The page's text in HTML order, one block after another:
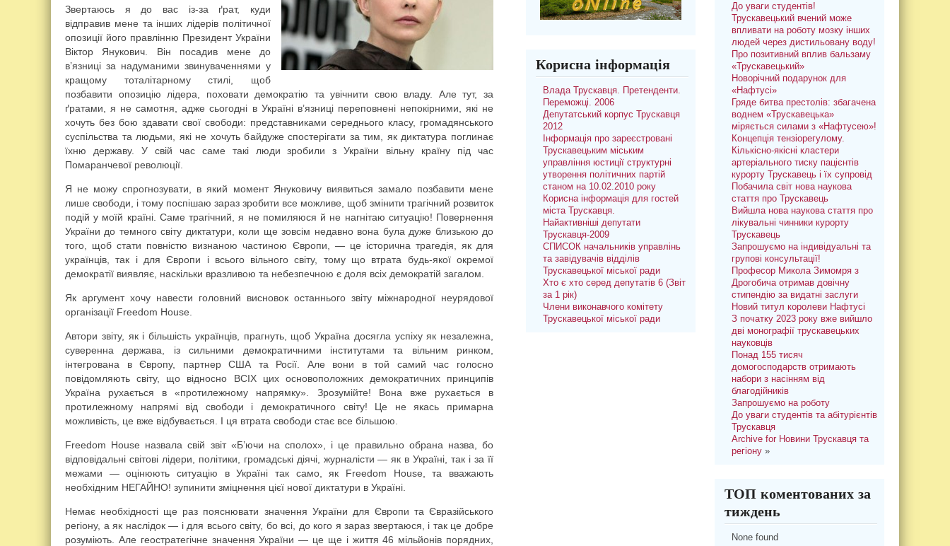
Звертаюсь я до вас із-за ґрат, куди
відправив мене та інших лідерів політичної
опозиції його правлінню Президент України
Віктор Янукович. Він посадив мене до
в’язниці за надуманими звинуваченнями у
кращому тоталітарному стилі, щоб
позбавити опозицію лідера, поховати демократію та увічнити свою владу. Але тут, за
ґратами, я не самотня, адже сьогодні в Україні в’язниці переповнені непокірними, які не
хочуть без бою здавати свої свободи: представниками середнього класу, громадянського
суспільства та людьми, які не хочуть байдуже спостерігати за тим, як диктатура поглинає
їхню державу. У свій час саме такі люди зробили з України вільну країну під час
Помаранчевої революції.
Я не можу спрогнозувати, в який момент Януковичу виявиться замало позбавити мене
лише свободи, і тому поспішаю зараз зробити все можливе, щоб змінити трагічний розвиток
подій у моїй країні. Саме трагічний, я не помиляюся й не нагнітаю ситуацію! Повернення
України до темного світу диктатури, коли ще зовсім недавно вона була дуже близькою до
того, щоб стати повністю визнаною частиною Європи, — це історична трагедія, як для
українців, так і для Європи і всього вільного світу, тому що втрата будь-якої окремої
демократії виявляє, наскільки вразливою та небезпечною є доля всіх демократій загалом.
Як аргумент хочу навести головний висновок останнього звіту міжнародної неурядової
організації Freedom House.
Автори звіту, як і більшість українців, прагнуть, щоб Україна досягла успіху як незалежна,
суверенна держава, із сильними демократичними інститутами та вільним ринком,
інтегрована в Європу, партнер США та Росії. Але вони в той самий час голосно
повідомляють світу, що відносно ВСІХ цих основоположних демократичних принципів
Україна рухається в «протилежному напрямку». Зрозумійте! Вона вже рухається в
протилежному напрямі від свободи і демократичного світу! Це не якась примарна
можливість, це вже відбувається. І ця втрата свободи стає все більшою.
Freedom House назвала свій звіт «Б’ючи на сполох», і це правильно обрана назва, бо
відповідальні світові лідери, політики, громадські діячі, журналісти — як в Україні, так і за її
межами — оцінюють ситуацію в Україні так само, як Freedom House, та вважають
необхідним НЕГАЙНО! зупинити зміцнення цієї нової диктатури в Україні.
Немає необхідності ще раз пояснювати значення України для Європи та Євразійського
регіону, а як наслідок — і для всього світу, бо всі, до кого я зараз звертаюся, і так це добре
розуміють. Але геостратегічне значення України — це ще і життя 46 мільйонів порядних,
Корисна інформація
Влада Трускавця. Претенденти.
Переможці. 2006
Депутатський корпус Трускавця
2012
Інформація про зареєстровані
Трускавецьким міським
управління юстиції структурні
утворення політичних партій
станом на 10.02.2010 року
Корисна інформація для гостей
міста Трускавця.
Найактивніші депутати
Трускавця-2009
СПИСОК начальників управлінь
та завідувачів відділів
Трускавецької міської ради
Хто є хто серед депутатів 6 (Звіт
за 1 рік)
Члени виконавчого комітету
Трускавецької міської ради
До уваги студентів!
Трускавецький вчений може
впливати на роботу мозку інших
людей через дистильовану воду!
Про позитивний вплив бальзаму
«Трускавецький»
Новорічний подарунок для
«Нафтусі»
Гряде битва престолів: збагачена
воднем «Трускавецька»
міряється силами з «Нафтусею»!
Концепція тензіорегулому.
Кількісно-якісні кластери
артеріального тиску пацієнтів
курорту Трускавець і їх супровід
Побачила світ нова наукова
стаття про Трускавець
Вийшла нова наукова стаття про
лікувальні чинники курорту
Трускавець
Запрошуємо на індивідуальні та
групові консультації!
Професор Микола Зимомря з
Дрогобича отримав довічну
стипендію за видатні заслуги
Новий титул королеви Нафтусі
З початку 2023 року вже вийшло
дві монографії трускавецьких
науковців
Понад 155 тисяч
домогосподарств отримають
набори з насінням від
благодійників
Запрошуємо на роботу
До уваги студентів та абітурієнтів
Трускавця
Archive for Новини Трускавця та
регіону»
ТОП коментованих за
тиждень
None found